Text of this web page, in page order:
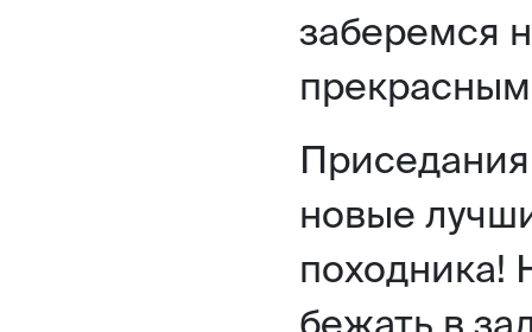
заберемся
новые
походника!
бежать в